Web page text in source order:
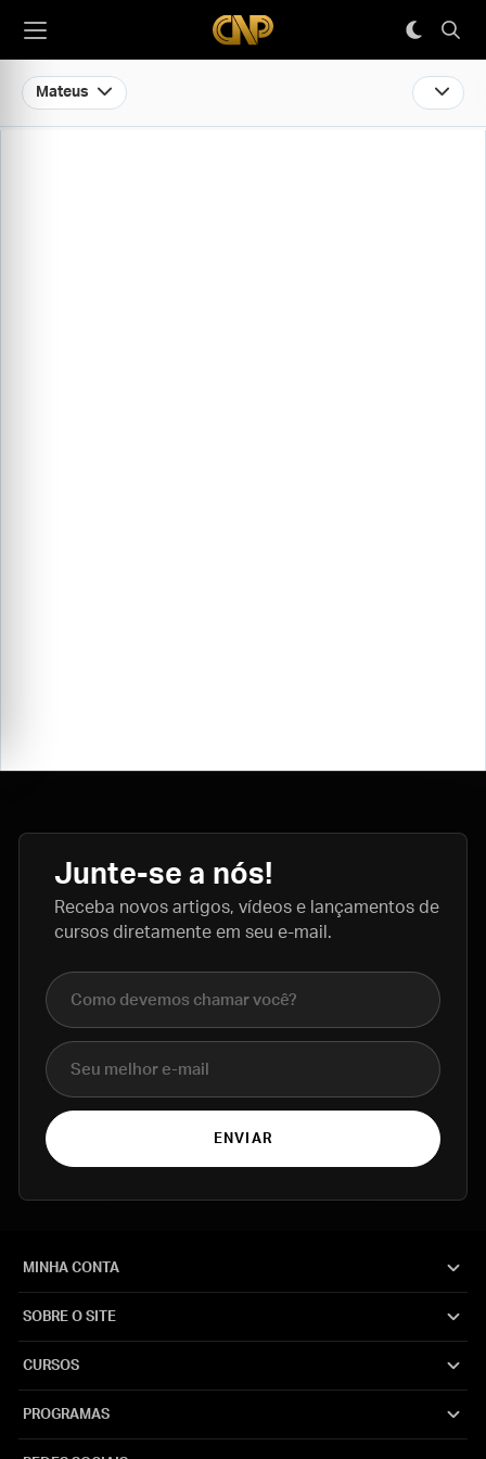
Mateus
Junte-se a nós!
Receba novos artigos, vídeos e lançamentos de
cursos diretamente em seu e-mail.
Nome completo
E-mail
ENVIAR
MINHA CONTA
SOBRE O SITE
CURSOS
PROGRAMAS